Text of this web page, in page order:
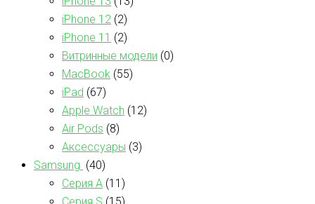
iPhone 12 (2)
iPhone 11 (2)
Витринные модели (0)
MacBook (55)
iPad (67)
Apple Watch (12)
Air Pods (8)
Аксессуары (3)
Samsung (40)
Серия А (11)